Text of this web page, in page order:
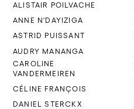
ALISTAIR POILVACHE
ANNE N'DAYIZIGA
ASTRID PUISSANT
AUDRY MANANGA
CAROLINE
VANDERMEIREN
CÉLINE FRANÇOIS
DANIEL STERCKX